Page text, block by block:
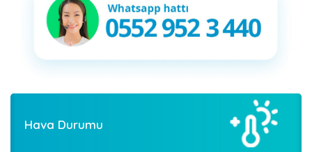
Hava Durumu